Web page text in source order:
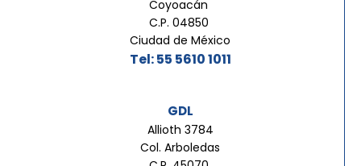
Coyoacán
C.P. 04850
Ciudad de México
Tel: 55 5610 1011
GDL
Allioth 3784
Col. Arboledas